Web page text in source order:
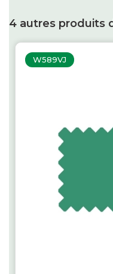
4 autres produits
W589VJ